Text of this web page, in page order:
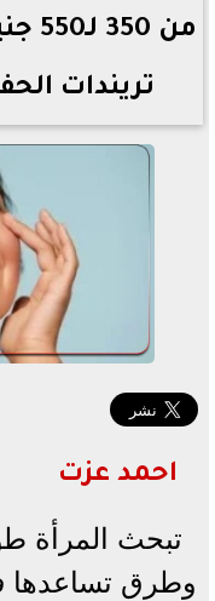
من
تريندات
احمد عزت
تبحث المرأة
وطرق تساعدها